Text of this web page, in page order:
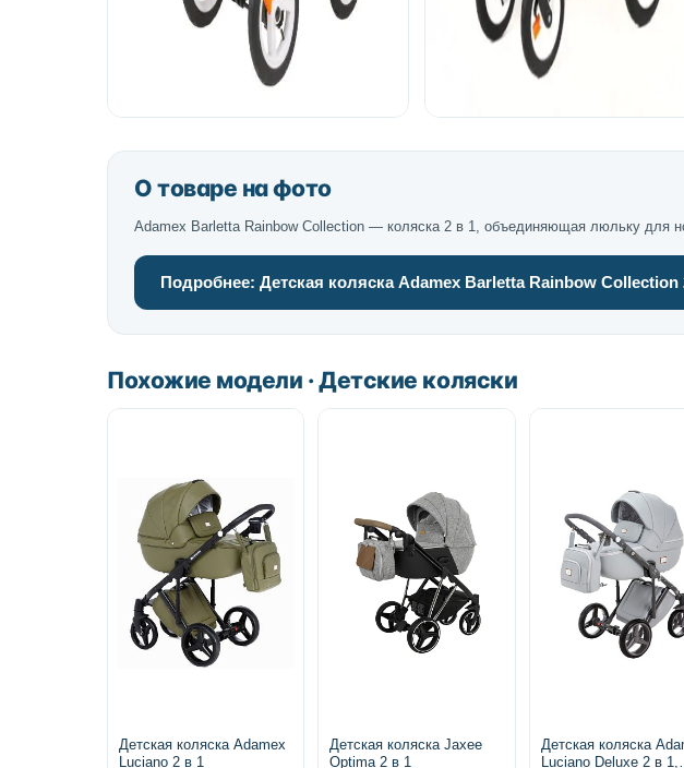
О товаре на фото
Adamex Barletta Rainbow Collection — коляска 2 в 1, объединяющая люльку для
Подробнее: Детская коляска Adamex Barletta Rainbow Collection
Похожие модели · Детские коляски
Детская коляска Adamex
Luciano 2 в 1
Детская коляска Jaxee
Optima 2 в 1
Детская коляска
Luciano Deluxe 2 в 1,